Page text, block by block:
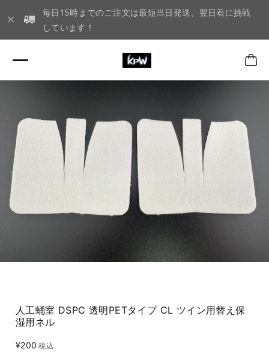
毎日15時までのご注文は最短当日発送、翌日着に挑戦
しています！
人工蛹室 DSPC 透明PETタイプ CL ツイン用替え保
湿用ネル
¥200 税込